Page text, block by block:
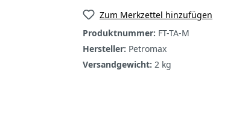
Zum Merkzettel hinzufügen
Produktnummer: FT-TA-M
Hersteller: Petromax
Versandgewicht: 2 kg